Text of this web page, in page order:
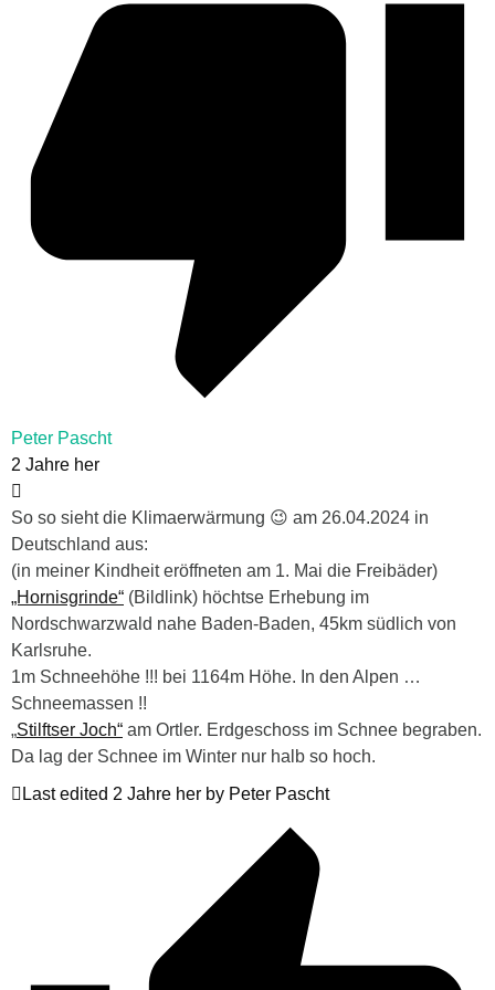
Peter Pascht
2 Jahre her
So so sieht die Klimaerwärmung 😉 am 26.04.2024 in
Deutschland aus:
(in meiner Kindheit eröffneten am 1. Mai die Freibäder)
„Hornisgrinde“ (Bildlink) höchtse Erhebung im
Nordschwarzwald nahe Baden-Baden, 45km südlich von
Karlsruhe.
1m Schneehöhe !!! bei 1164m Höhe. In den Alpen …
Schneemassen !!
„Stilftser Joch“ am Ortler. Erdgeschoss im Schnee begraben.
Da lag der Schnee im Winter nur halb so hoch.
Last edited 2 Jahre her by Peter Pascht